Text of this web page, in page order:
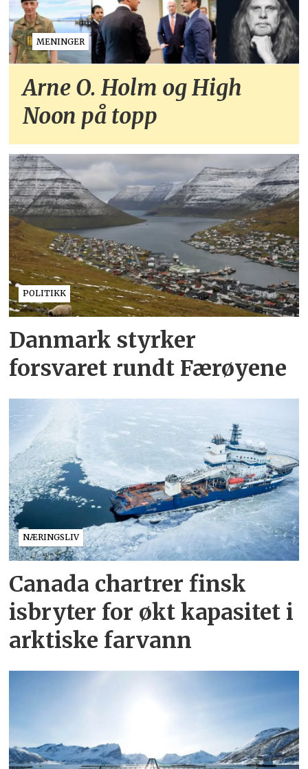
MENINGER
Arne O. Holm og High
Noon på topp
POLITIKK
Danmark styrker
forsvaret rundt Færøyene
NÆRINGSLIV
Canada chartrer finsk
isbryter for økt kapasitet i
arktiske farvann